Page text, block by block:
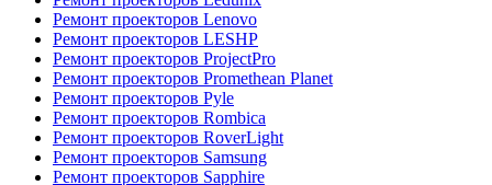
Ремонт проекторов Lenovo
Ремонт проекторов LESHP
Ремонт проекторов ProjectPro
Ремонт проекторов Promethean Planet
Ремонт проекторов Pyle
Ремонт проекторов Rombica
Ремонт проекторов RoverLight
Ремонт проекторов Samsung
Ремонт проекторов Sapphire